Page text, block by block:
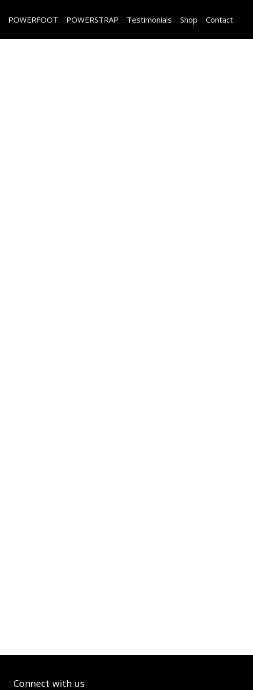
POWERFOOT POWERSTRAP Testimonials Shop Contact
Connect with us